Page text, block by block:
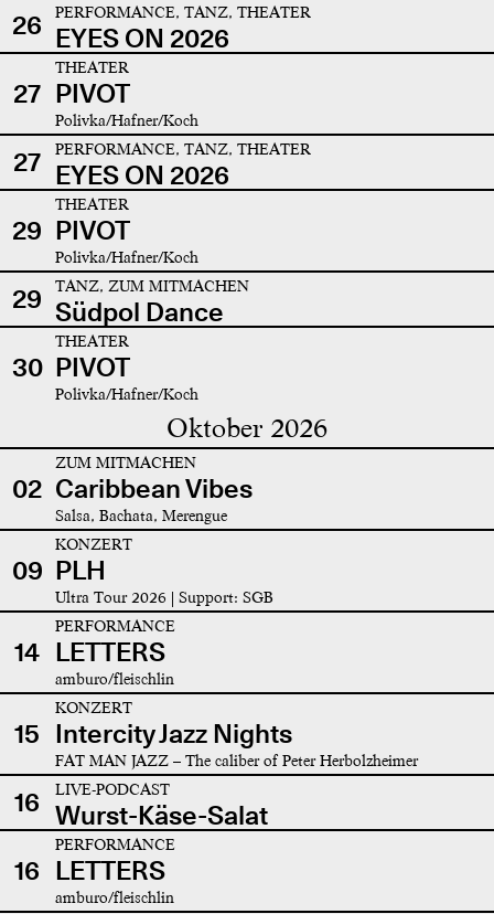
26
PERFORMANCE, TANZ, THEATER
EYES ON 2026
27
THEATER
PIVOT
Polivka/Hafner/Koch
27 PERFORMANCE, TANZ, THEATER
EYES ON 2026
29
THEATER
PIVOT
Polivka/Hafner/Koch
29 TANZ, ZUM MITMACHEN
Südpol Dance
30
THEATER
PIVOT
Polivka/Hafner/Koch
Oktober 2026
02
ZUM MITMACHEN
Caribbean Vibes
Salsa, Bachata, Merengue
09
KONZERT
PLH
Ultra Tour 2026 | Support: SGB
14
PERFORMANCE
LETTERS
amburo/fleischlin
15
KONZERT
Intercity Jazz Nights
FAT MAN JAZZ – The caliber of Peter Herbolzheimer
16 LIVE-PODCAST
Wurst-Käse-Salat
16
PERFORMANCE
LETTERS
amburo/fleischlin